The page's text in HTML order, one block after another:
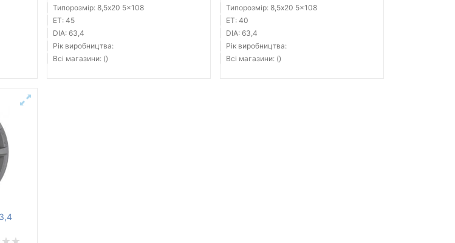
Типорозмір: 8,5x20 5x108
ET: 45
DIA: 63,4
Рік виробництва:
Всі магазини: ()
Типорозмір: 8,5x20 5x108
ET: 40
DIA: 63,4
Рік виробництва:
Всі магазини: ()